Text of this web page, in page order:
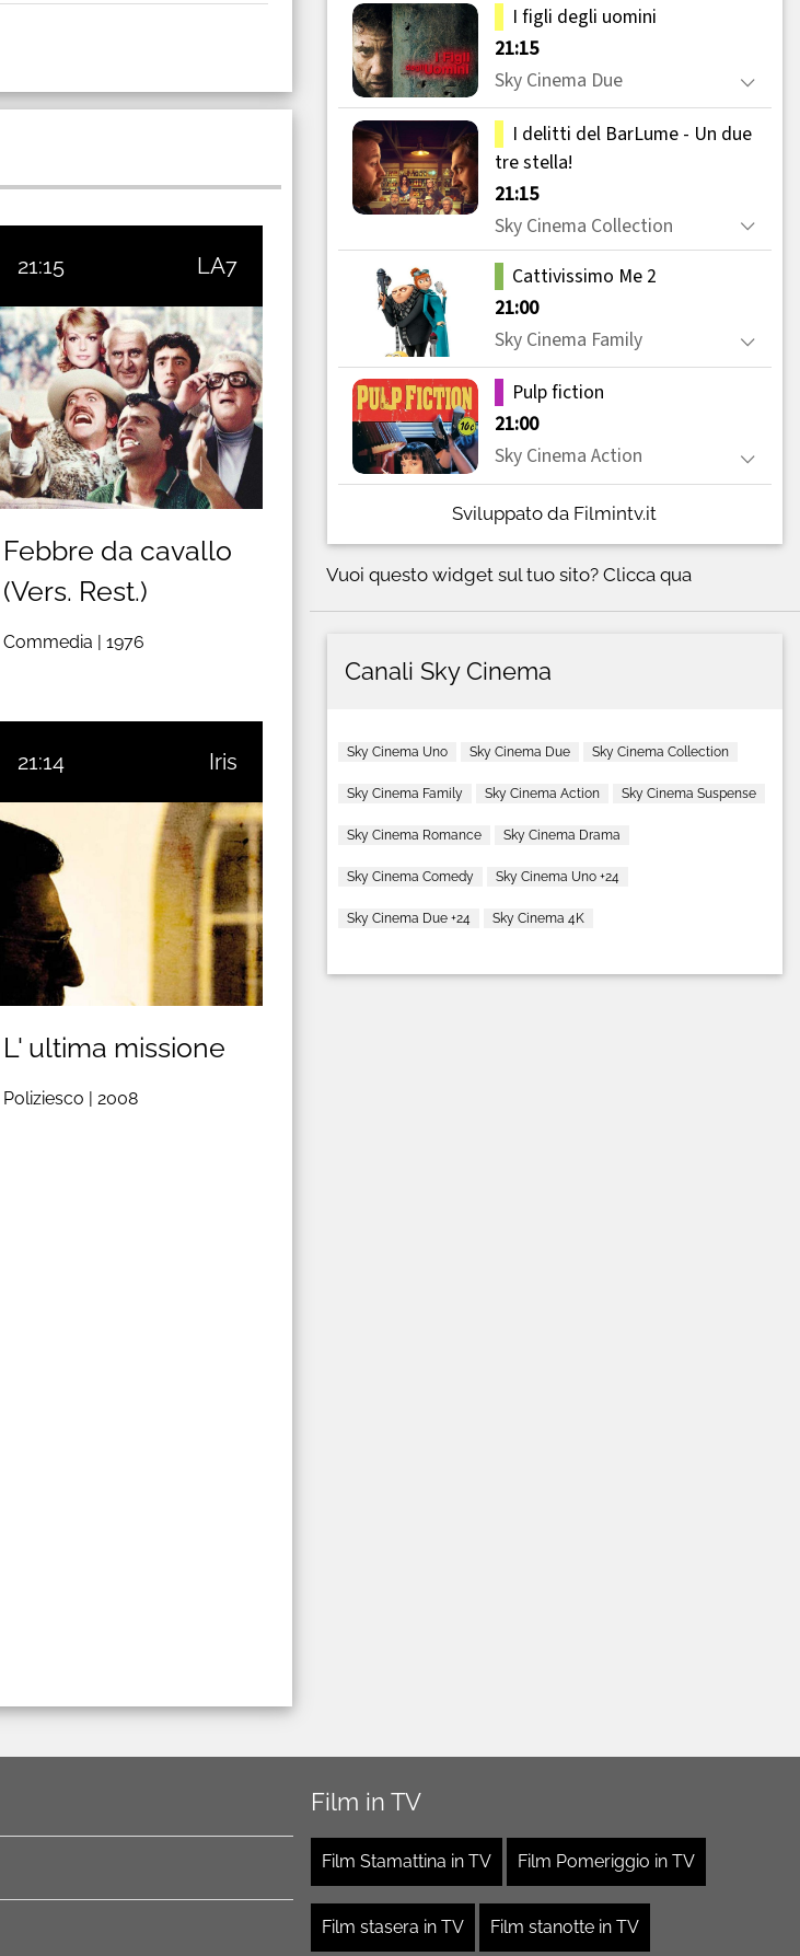
21:15 LA7
Febbre da cavallo
(Vers. Rest.)
Commedia | 1976
21:14 Iris
L' ultima missione
Poliziesco | 2008
Sviluppato da Filmintv.it
Vuoi questo widget sul tuo sito? Clicca qua
Canali Sky Cinema
Sky Cinema Uno Sky Cinema Due Sky Cinema Collection
Sky Cinema Family Sky Cinema Action Sky Cinema Suspense
Sky Cinema Romance Sky Cinema Drama
Sky Cinema Comedy Sky Cinema Uno +24
Sky Cinema Due +24 Sky Cinema 4K
Film in TV
Film Stamattina in TV Film Pomeriggio in TV
Film stasera in TV Film stanotte in TV